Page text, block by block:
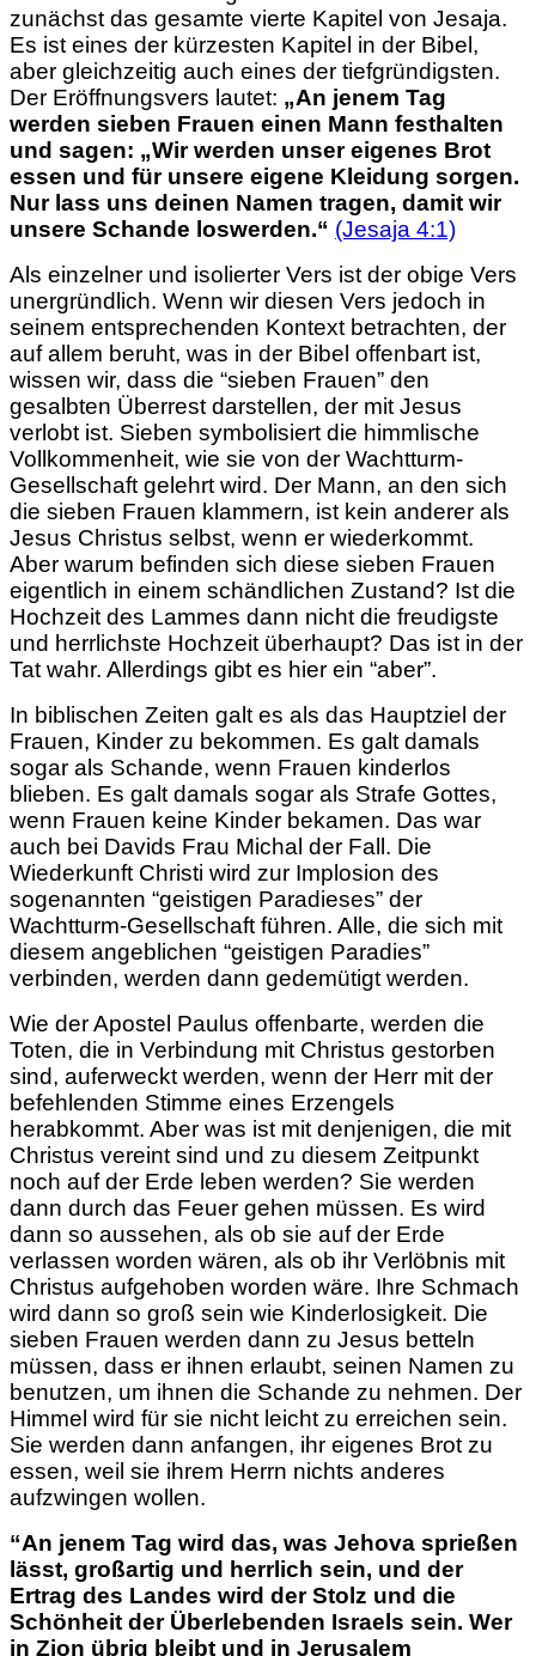
zunächst das gesamte vierte Kapitel von Jesaja.
Es ist eines der kürzesten Kapitel in der Bibel,
aber gleichzeitig auch eines der tiefgründigsten.
Der Eröffnungsvers lautet: „An jenem Tag
werden sieben Frauen einen Mann festhalten
und sagen: „Wir werden unser eigenes Brot
essen und für unsere eigene Kleidung sorgen.
Nur lass uns deinen Namen tragen, damit wir
unsere Schande loswerden.“ (Jesaja 4:1)
Als einzelner und isolierter Vers ist der obige Vers
unergründlich. Wenn wir diesen Vers jedoch in
seinem entsprechenden Kontext betrachten, der
auf allem beruht, was in der Bibel offenbart ist,
wissen wir, dass die “sieben Frauen” den
gesalbten Überrest darstellen, der mit Jesus
verlobt ist. Sieben symbolisiert die himmlische
Vollkommenheit, wie sie von der Wachtturm-
Gesellschaft gelehrt wird. Der Mann, an den sich
die sieben Frauen klammern, ist kein anderer als
Jesus Christus selbst, wenn er wiederkommt.
Aber warum befinden sich diese sieben Frauen
eigentlich in einem schändlichen Zustand? Ist die
Hochzeit des Lammes dann nicht die freudigste
und herrlichste Hochzeit überhaupt? Das ist in der
Tat wahr. Allerdings gibt es hier ein “aber”.
In biblischen Zeiten galt es als das Hauptziel der
Frauen, Kinder zu bekommen. Es galt damals
sogar als Schande, wenn Frauen kinderlos
blieben. Es galt damals sogar als Strafe Gottes,
wenn Frauen keine Kinder bekamen. Das war
auch bei Davids Frau Michal der Fall. Die
Wiederkunft Christi wird zur Implosion des
sogenannten “geistigen Paradieses” der
Wachtturm-Gesellschaft führen. Alle, die sich mit
diesem angeblichen “geistigen Paradies”
verbinden, werden dann gedemütigt werden.
Wie der Apostel Paulus offenbarte, werden die
Toten, die in Verbindung mit Christus gestorben
sind, auferweckt werden, wenn der Herr mit der
befehlenden Stimme eines Erzengels
herabkommt. Aber was ist mit denjenigen, die mit
Christus vereint sind und zu diesem Zeitpunkt
noch auf der Erde leben werden? Sie werden
dann durch das Feuer gehen müssen. Es wird
dann so aussehen, als ob sie auf der Erde
verlassen worden wären, als ob ihr Verlöbnis mit
Christus aufgehoben worden wäre. Ihre Schmach
wird dann so groß sein wie Kinderlosigkeit. Die
sieben Frauen werden dann zu Jesus betteln
müssen, dass er ihnen erlaubt, seinen Namen zu
benutzen, um ihnen die Schande zu nehmen. Der
Himmel wird für sie nicht leicht zu erreichen sein.
Sie werden dann anfangen, ihr eigenes Brot zu
essen, weil sie ihrem Herrn nichts anderes
aufzwingen wollen.
“An jenem Tag wird das, was Jehova sprießen
lässt, großartig und herrlich sein, und der
Ertrag des Landes wird der Stolz und die
Schönheit der Überlebenden Israels sein. Wer
in Zion übrig bleibt und in Jerusalem